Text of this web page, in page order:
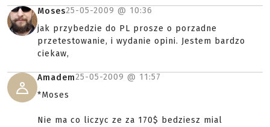
Moses25-05-2009 @ 10:36
jak przybedzie do PL prosze o porzadne
przetestowanie, i wydanie opini. Jestem bardzo
ciekaw,
Amadem25-05-2009 @ 11:57
*Moses
Nie ma co liczyc ze za 170$ bedziesz mial